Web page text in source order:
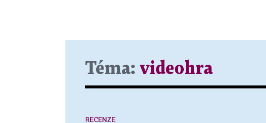
Téma: videohra
RECENZE